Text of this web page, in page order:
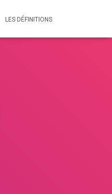
LES DÉFINITIONS